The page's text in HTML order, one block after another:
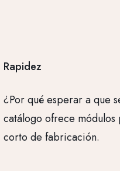
Rapidez
¿Por qué esperar a que
catálogo ofrece módulos
corto de fabricación.